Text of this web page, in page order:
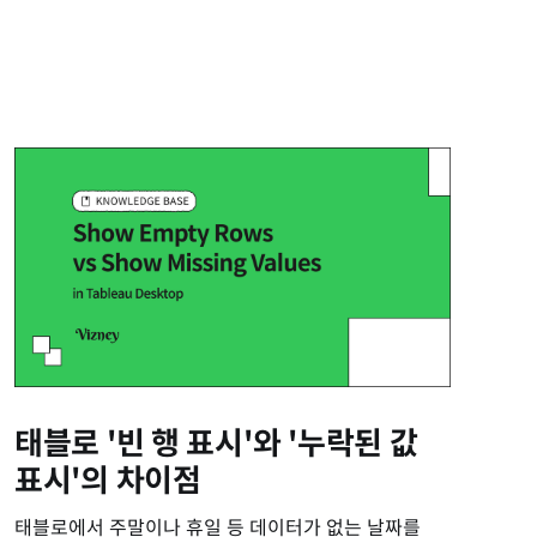
태블로 '빈 행 표시'와 '누락된 값
표시'의 차이점
태블로에서 주말이나 휴일 등 데이터가 없는 날짜를